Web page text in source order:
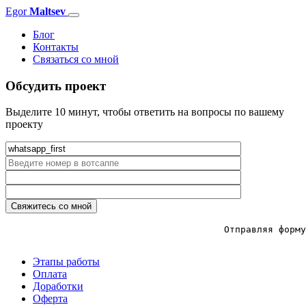
EgorMaltsev
Toggle
Блог
Контакты
Связаться со мной
Обсудить проект
Выделите 10 минут, чтобы ответить на вопросы по вашему
проекту
Этапы работы
Оплата
Доработки
Оферта